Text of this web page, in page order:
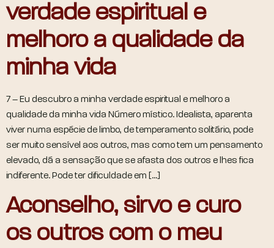
verdade espiritual e
melhoro a qualidade da
minha vida
7 – Eu descubro a minha verdade espiritual e melhoro a
qualidade da minha vida Número místico. Idealista, aparenta
viver numa espécie de limbo, de temperamento solitário, pode
ser muito sensível aos outros, mas como tem um pensamento
elevado, dá a sensação que se afasta dos outros e lhes fica
indiferente. Pode ter dificuldade em […]
Aconselho, sirvo e curo
os outros com o meu